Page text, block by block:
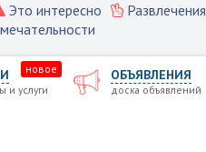
Это интересно Развлечения
и услуги
новое ОБЪЯВЛЕНИЯ
доска объявлений